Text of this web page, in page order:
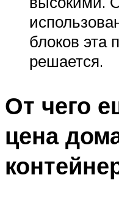
блоков эта
решается.
От чего
цена